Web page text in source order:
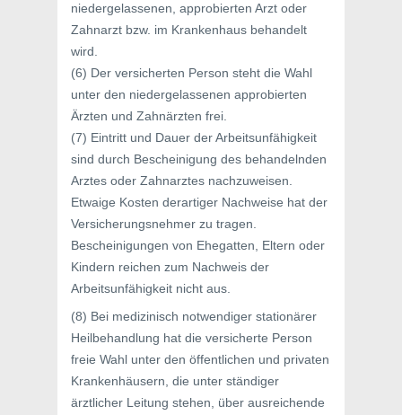
niedergelassenen, approbierten Arzt oder
Zahnarzt bzw. im Krankenhaus behandelt
wird.
(6) Der versicherten Person steht die Wahl
unter den niedergelassenen approbierten
Ärzten und Zahnärzten frei.
(7) Eintritt und Dauer der Arbeitsunfähigkeit
sind durch Bescheinigung des behandelnden
Arztes oder Zahnarztes nachzuweisen.
Etwaige Kosten derartiger Nachweise hat der
Versicherungsnehmer zu tragen.
Bescheinigungen von Ehegatten, Eltern oder
Kindern reichen zum Nachweis der
Arbeitsunfähigkeit nicht aus.
(8) Bei medizinisch notwendiger stationärer
Heilbehandlung hat die versicherte Person
freie Wahl unter den öffentlichen und privaten
Krankenhäusern, die unter ständiger
ärztlicher Leitung stehen, über ausreichende